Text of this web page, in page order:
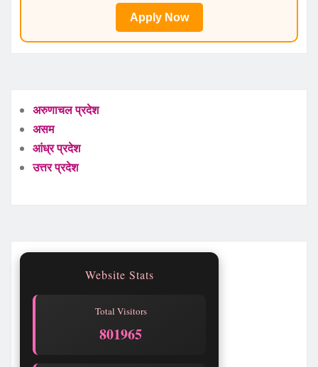
Apply Now
अरुणाचल प्रदेश
असम
आंध्र प्रदेश
उत्तर प्रदेश
Website Stats
Total Visitors
801965